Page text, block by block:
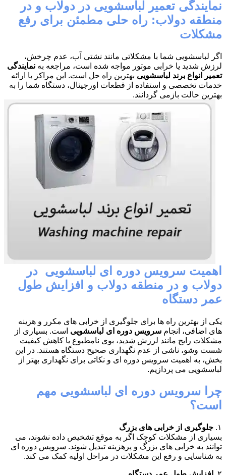
نمایندگی تعمیر لباسشویی در دولاب و در
منطقه دولاب: راه حلی مطمئن برای رفع
مشکلات
اگر لباسشویی شما با مشکلاتی مانند نشتی آب، عدم چرخش،
لرزش شدید یا خرابی موتور مواجه شده است، مراجعه به نمایندگی
تعمیر انواع برند لباسشویی بهترین راه حل است. این مراکز با ارائه
خدمات تخصصی و استفاده از قطعات اورجینال، دستگاه شما را به
بهترین حالت بازمی گردانند.
اهمیت سرویس دوره ای لباسشویی در
دولاب و در منطقه دولاب و افزایش طول
عمر دستگاه
یکی از بهترین راه ها برای جلوگیری از خرابی های مکرر و هزینه
های اضافی، انجام سرویس دوره ای لباسشویی است. بسیاری از
مشکلات رایج مانند لرزش شدید، بوی نامطبوع یا کاهش کیفیت
شست وشو، ناشی از عدم نگهداری صحیح دستگاه هستند. در این
بخش، به اهمیت سرویس دوره ای و نکاتی برای نگهداری بهتر از
لباسشویی می پردازیم.
چرا سرویس دوره ای لباسشویی مهم
است؟
۱. جلوگیری از خرابی های بزرگ
بسیاری از مشکلات کوچک اگر به موقع تشخیص داده نشوند، می
توانند به خرابی های بزرگ و پرهزینه تبدیل شوند. سرویس دوره ای
به شناسایی و رفع این مشکلات در مراحل اولیه کمک می کند.